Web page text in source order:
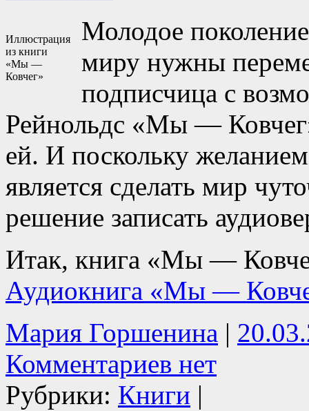
Иллюстрация
из книги
«Мы —
Ковчег»
Молодое поколение
миру нужны
подписчица с
Рейнольдс «Мы —
ей. И поскольку
является сделать мир
решение записать
Итак, книга «Мы —
Аудиокнига «Мы —
Мария Горшенина |
Комментариев нет
Рубрики: Книги |